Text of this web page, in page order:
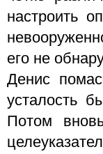
настроить
его не
Денис
усталость
Потом